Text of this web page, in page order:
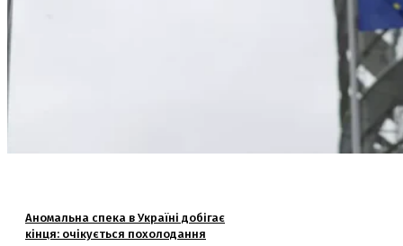
Аномальна спека в Україні добігає
кінця: очікується похолодання